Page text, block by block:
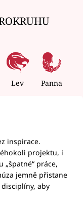
Lev Panna
inspirace.
projektu, i
„špatné“ práce,
jemně přistane
aby